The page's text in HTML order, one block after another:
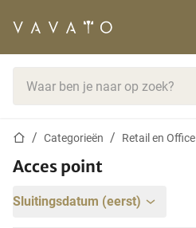
StartpaginaCategorieën Retail en Office
Acces point
Sluitingsdatum (eerst)